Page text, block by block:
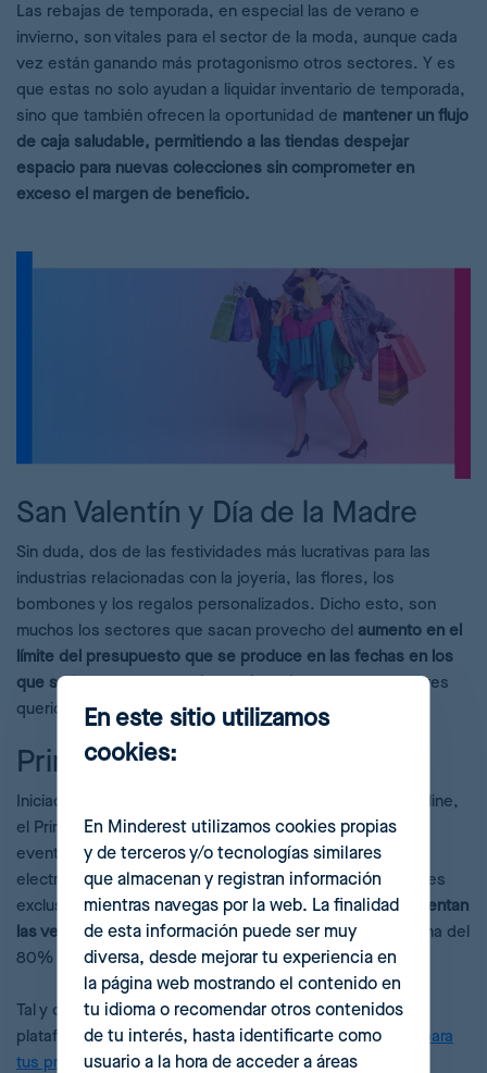
Las rebajas de temporada, en especial las de verano e
invierno, son vitales para el sector de la moda, aunque cada
vez están ganando más protagonismo otros sectores. Y es
que estas no solo ayudan a liquidar inventario de temporada,
sino que también ofrecen la oportunidad de mantener un flujo
de caja saludable, permitiendo a las tiendas despejar
espacio para nuevas colecciones sin comprometer en
exceso el margen de beneficio.
San Valentín y Día de la Madre
Sin duda, dos de las festividades más lucrativas para las
industrias relacionadas con la joyería, las flores, los
bombones y los regalos personalizados. Dicho esto, son
muchos los sectores que sacan provecho del aumento en el
límite del presupuesto que se produce en las fechas en los
que se busca expresar el aprecio y el amor
hacia los seres
queridos mediante algún regalo.
Prime Day
Iniciado por Amazon y adoptado por otros minoristas online,
el Prime Day se ha convertido en uno de los principales
eventos de ventas en el calendario de comercio
electrónico. Durante este evento se ofrecen promociones
exclusivas a los miembros de Amazon Prime queincrementan
las ventas en una media del 14%que se eleva por encima del
80% en artículos como televisores.
Tal y como apuntan los principales vendedores de esta
plataforma, la clave está enencontrar el precio óptimo para
tus productos de Amazon.
En este sitio utilizamos
cookies:
En Minderest utilizamos cookies propias
y de terceros y/o tecnologías similares
que almacenan y registran información
mientras navegas por la web. La finalidad
de esta información puede ser muy
diversa, desde mejorar tu experiencia en
la página web mostrando el contenido en
tu idioma o recomendar otros contenidos
de tu interés, hasta identificarte como
usuario a la hora de acceder a áreas